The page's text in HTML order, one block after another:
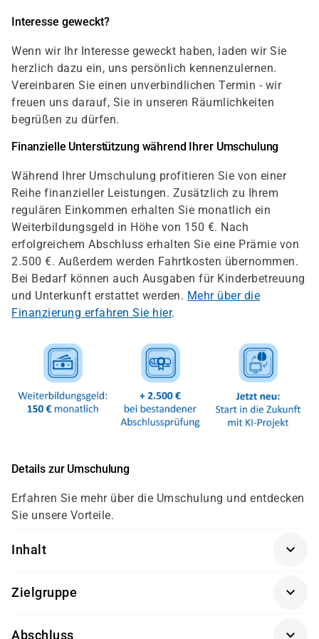
Interesse geweckt?
Wenn wir Ihr Interesse geweckt haben, laden wir Sie
herzlich dazu ein, uns persönlich kennenzulernen.
Vereinbaren Sie einen unverbindlichen Termin - wir
freuen uns darauf, Sie in unseren Räumlichkeiten
begrüßen zu dürfen.
Finanzielle Unterstützung während Ihrer Umschulung
Während Ihrer Umschulung profitieren Sie von einer
Reihe finanzieller Leistungen. Zusätzlich zu Ihrem
regulären Einkommen erhalten Sie monatlich ein
Weiterbildungsgeld in Höhe von 150 €. Nach
erfolgreichem Abschluss erhalten Sie eine Prämie von
2.500 €. Außerdem werden Fahrtkosten übernommen.
Bei Bedarf können auch Ausgaben für Kinderbetreuung
und Unterkunft erstattet werden. Mehr über die
Finanzierung erfahren Sie hier.
Details zur Umschulung
Erfahren Sie mehr über die Umschulung und entdecken
Sie unsere Vorteile.
Inhalt
Fachrichtung Systemintegration gliedert sich nach der
Zielgruppe
Arbeitssuchende mit abgeschlossener Ausbildung, die
Abschluss